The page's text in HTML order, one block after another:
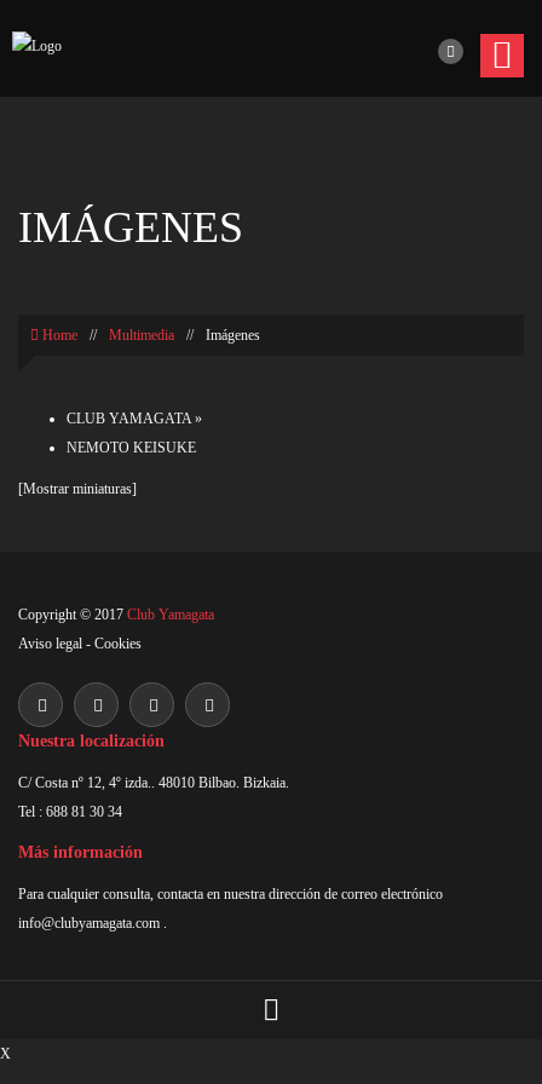
IMÁGENES
Home // Multimedia // Imágenes
CLUB YAMAGATA »
NEMOTO KEISUKE
[Mostrar miniaturas]
Copyright © 2017 Club Yamagata
Aviso legal - Cookies
Nuestra localización
C/ Costa nº 12, 4º izda.. 48010 Bilbao. Bizkaia.
Tel : 688 81 30 34
Más información
Para cualquier consulta, contacta en nuestra dirección de correo electrónico
info@clubyamagata.com .
X